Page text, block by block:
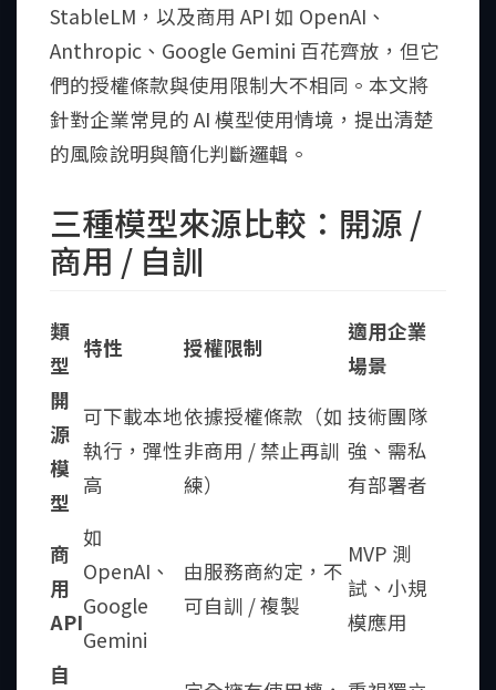
StableLM，以及商用 API 如 OpenAI、
Anthropic、Google Gemini 百花齊放，但它
們的授權條款與使用限制大不相同。本文將
針對企業常見的 AI 模型使用情境，提出清楚
的風險說明與簡化判斷邏輯。
三種模型來源比較：開源 /
商用 / 自訓
類
型
特性 授權限制
適用企業
場景
開
源
模
型
可下載本地
執行，彈性
高
依據授權條款（如
非商用 / 禁止再訓
練）
技術團隊
強、需私
有部署者
商
用
API
如
OpenAI、
Google
Gemini
由服務商約定，不
可自訓 / 複製
MVP 測
試、小規
模應用
自